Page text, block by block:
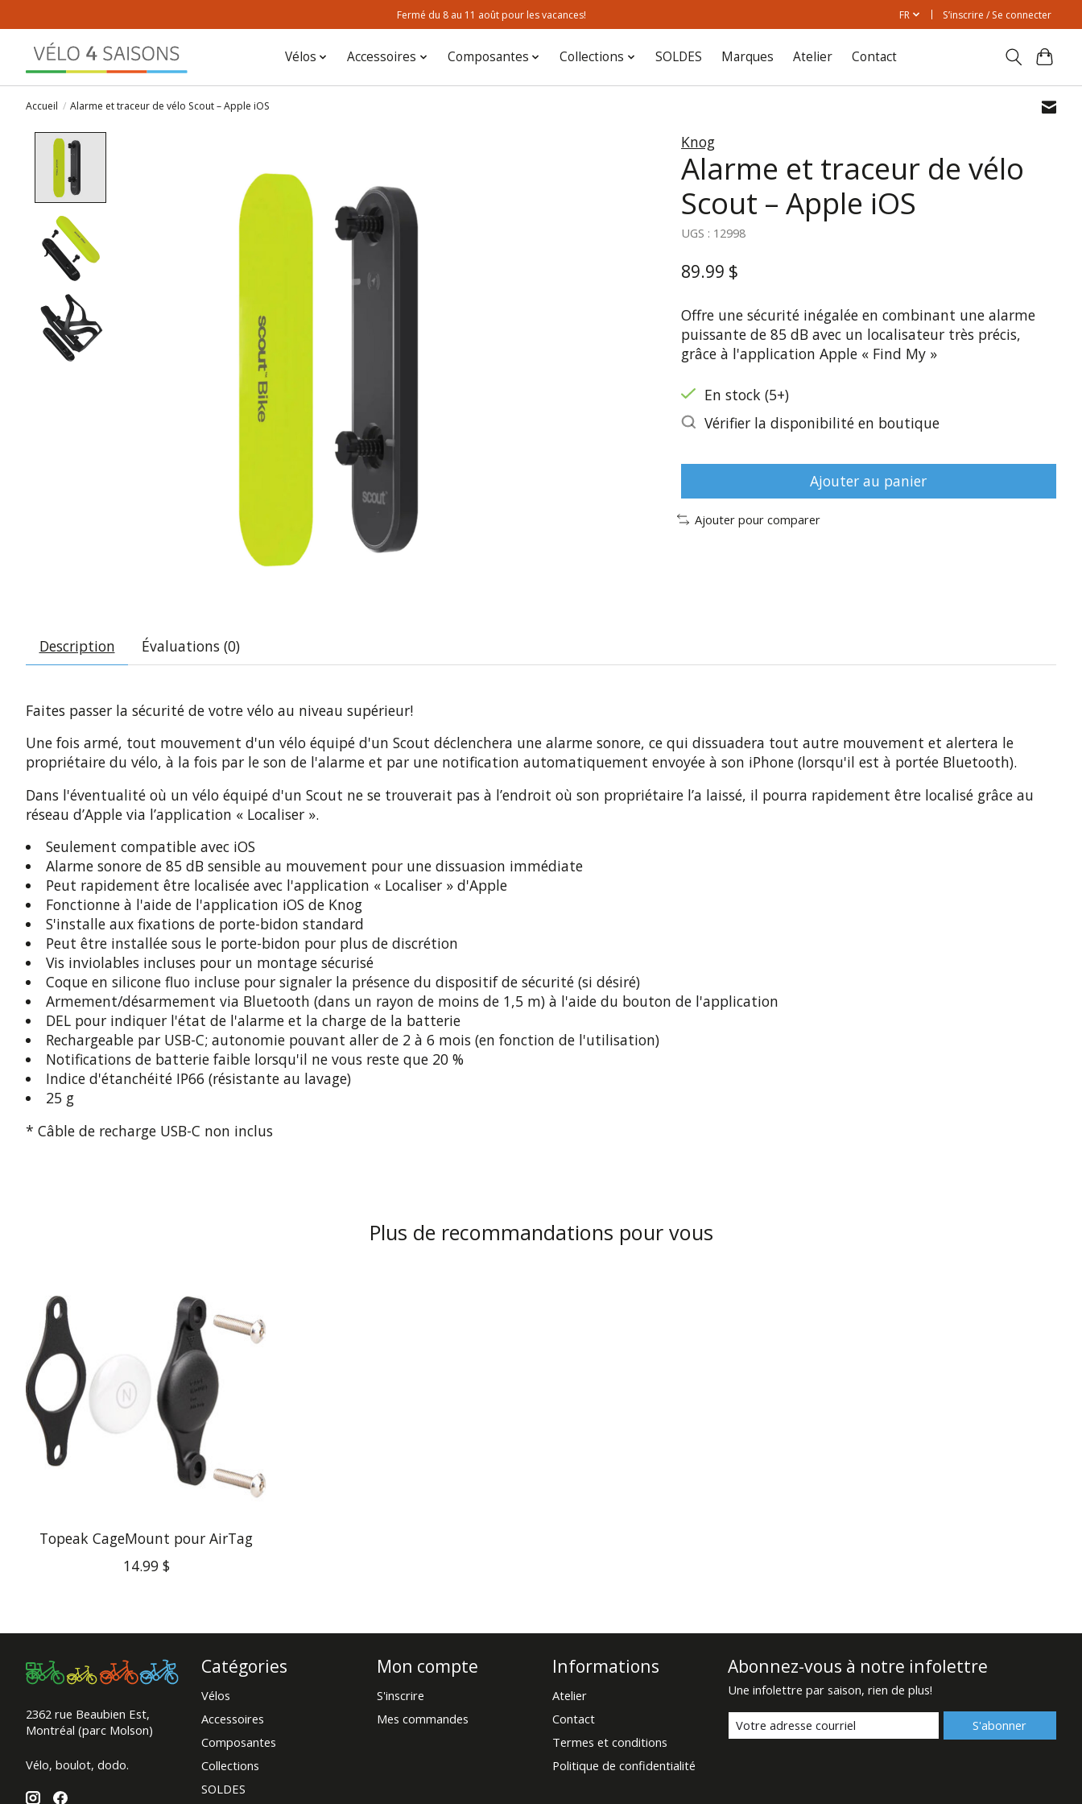
Fermé du 8 au 11 août pour les vacances! FR S’inscrire / Se connecter
Vélos Accessoires Composantes Collections SOLDES Marques Atelier Contact
Accueil / Alarme et traceur de vélo Scout – Apple iOS
Knog
Alarme et traceur de vélo
Scout – Apple iOS
UGS : 12998
89.99 $
Offre une sécurité inégalée en combinant une alarme
puissante de 85 dB avec un localisateur très précis,
grâce à l'application Apple « Find My »
En stock (5+)
Vérifier la disponibilité en boutique
Ajouter au panier
Ajouter pour comparer
Description Évaluations (0)
Faites passer la sécurité de votre vélo au niveau supérieur!
Une fois armé, tout mouvement d'un vélo équipé d'un Scout déclenchera une alarme sonore, ce qui dissuadera tout autre mouvement et alertera le
propriétaire du vélo, à la fois par le son de l'alarme et par une notification automatiquement envoyée à son iPhone (lorsqu'il est à portée Bluetooth).
Dans l'éventualité où un vélo équipé d'un Scout ne se trouverait pas à l’endroit où son propriétaire l’a laissé, il pourra rapidement être localisé grâce au
réseau d’Apple via l’application « Localiser ».
Seulement compatible avec iOS
Alarme sonore de 85 dB sensible au mouvement pour une dissuasion immédiate
Peut rapidement être localisée avec l'application « Localiser » d'Apple
Fonctionne à l'aide de l'application iOS de Knog
S'installe aux fixations de porte-bidon standard
Peut être installée sous le porte-bidon pour plus de discrétion
Vis inviolables incluses pour un montage sécurisé
Coque en silicone fluo incluse pour signaler la présence du dispositif de sécurité (si désiré)
Armement/désarmement via Bluetooth (dans un rayon de moins de 1,5 m) à l'aide du bouton de l'application
DEL pour indiquer l'état de l'alarme et la charge de la batterie
Rechargeable par USB-C; autonomie pouvant aller de 2 à 6 mois (en fonction de l'utilisation)
Notifications de batterie faible lorsqu'il ne vous reste que 20 %
Indice d'étanchéité IP66 (résistante au lavage)
25 g
* Câble de recharge USB-C non inclus
Plus de recommandations pour vous
Topeak CageMount pour AirTag
14.99 $
2362 rue Beaubien Est,
Montréal (parc Molson)
Vélo, boulot, dodo.
Catégories
Vélos
Accessoires
Composantes
Collections
SOLDES
Mon compte
S'inscrire
Mes commandes
Informations
Atelier
Contact
Termes et conditions
Politique de confidentialité
Abonnez-vous à notre infolettre
Une infolettre par saison, rien de plus!
S'abonner